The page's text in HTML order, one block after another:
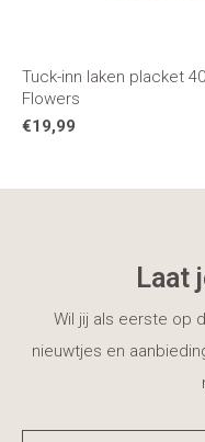
Tuck-inn laken placket
Flowers
€19,99
Laat
Wil jij als eerste op
nieuwtjes en